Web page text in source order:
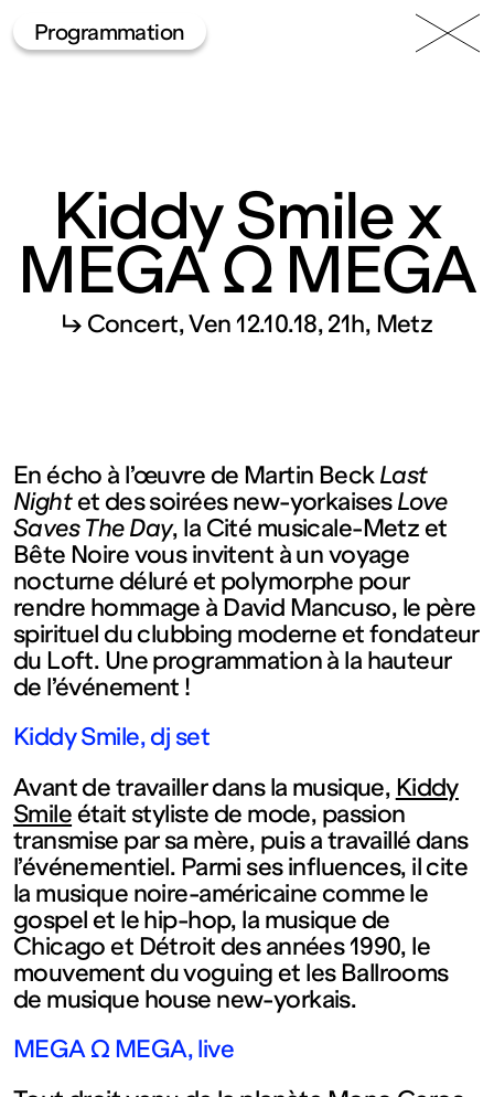
49 Nord
6 Est
Frac
Lorraine
Fonds
d’art
contemporain
de
Lorraine
1 bis, rue
des
Trinitaires
57000
Metz
Ouvert
Menu
Programmation
Kiddy Smile x
MEGA Ω MEGA
↳ Concert Ven 12.10.18, 21h Metz
En écho à l’œuvre de Martin BeckLast
Nightet des soirées new-yorkaisesLove
Saves The Day, la Cité musicale-Metz et
Bête Noire vous invitent à un voyage
nocturne déluré et polymorphe pour
rendre hommage à David Mancuso, le père
spirituel du clubbing moderne et fondateur
du Loft. Une programmation à la hauteur
de l’événement !
Kiddy Smile, dj set
Avant de travailler dans la musique, Kiddy
Smileétait styliste de mode, passion
transmise par sa mère, puis a travaillé dans
l’événementiel. Parmi ses influences, il cite
la musique noire-américaine comme le
gospel et le hip-hop, la musique de
Chicago et Détroit des années 1990, le
mouvement du voguing et les Ballrooms
de musique house new-yorkais.
MEGA Ω MEGA, live